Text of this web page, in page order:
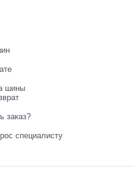
шины
заказ?
специалисту